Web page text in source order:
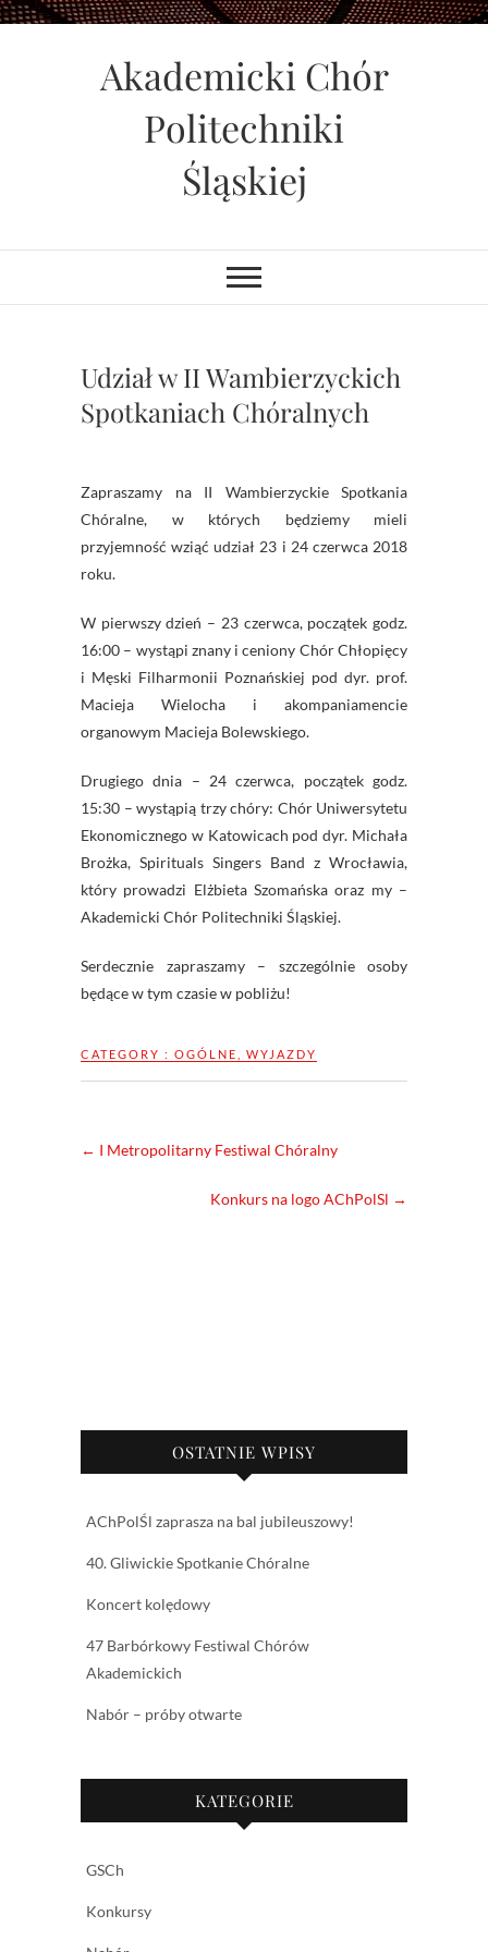
Skip
Akademicki Chór
Politechniki
Śląskiej
Udział w II Wambierzyckich
Spotkaniach Chóralnych
Zapraszamy na II Wambierzyckie Spotkania
Chóralne, w których będziemy mieli
przyjemność wziąć udział 23 i 24 czerwca 2018
roku.
W pierwszy dzień – 23 czerwca, początek godz.
16:00 – wystąpi znany i ceniony Chór Chłopięcy
i Męski Filharmonii Poznańskiej pod dyr. prof.
Macieja Wielocha i akompaniamencie
organowym Macieja Bolewskiego.
Drugiego dnia – 24 czerwca, początek godz.
15:30 – wystąpią trzy chóry: Chór Uniwersytetu
Ekonomicznego w Katowicach pod dyr. Michała
Brożka, Spirituals Singers Band z Wrocławia,
który prowadzi Elżbieta Szomańska oraz my –
Akademicki Chór Politechniki Śląskiej.
Serdecznie zapraszamy – szczególnie osoby
będące w tym czasie w pobliżu!
CATEGORY : OGÓLNE WYJAZDY
← I Metropolitarny Festiwal Chóralny
Konkurs na logo AChPolSl →
OSTATNIE WPISY
AChPolŚl zaprasza na bal jubileuszowy!
40. Gliwickie Spotkanie Chóralne
Koncert kolędowy
47 Barbórkowy Festiwal Chórów
Akademickich
Nabór – próby otwarte
KATEGORIE
GSCh
Konkursy